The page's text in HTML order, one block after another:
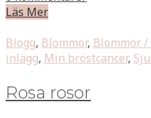
Läs Mer
Blogg, Blommor, Blommor /
inlägg, Min bröstcancer,
Rosa rosor